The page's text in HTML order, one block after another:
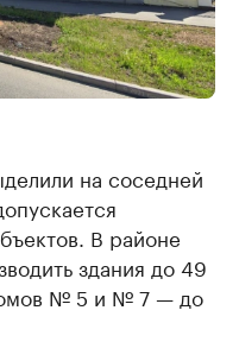
на соседней
В районе
здания до 49
№ 5 и № 7 — до